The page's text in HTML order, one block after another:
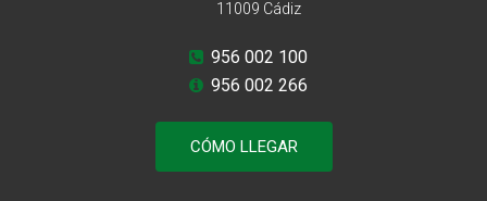
11009 Cádiz
956 002 100
956 002 266
CÓMO LLEGAR